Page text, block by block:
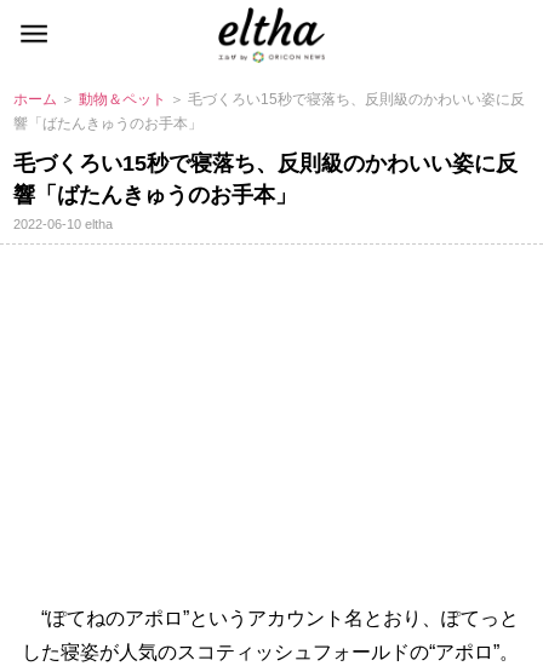
ホーム ＞動物＆ペット
＞ 毛づくろい15秒で寝落ち、反則級のかわいい姿に反
響「ばたんきゅうのお手本」
毛づくろい15秒で寝落ち、反則級のかわいい姿に反
響「ばたんきゅうのお手本」
2022-06-10eltha
“ぽてねのアポロ”というアカウント名とおり、ぽてっと
した寝姿が人気のスコティッシュフォールドの“アポロ”。